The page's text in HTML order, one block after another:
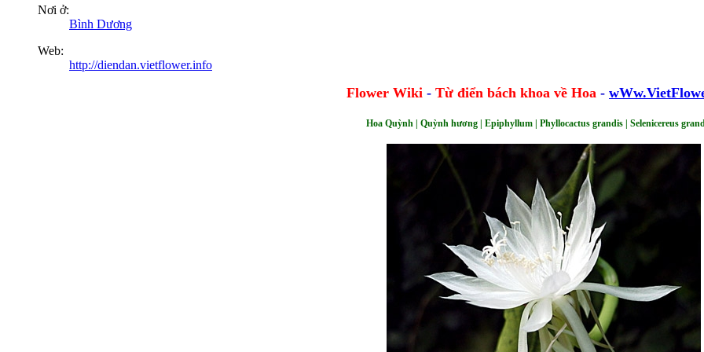
Nơi ở:
Bình Dương
Web:
http://diendan.vietflower.info
Flower Wiki - Từ điển bách khoa về Hoa -
Hoa Quỳnh | Quỳnh hương | Epiphyllum | Phyllocactus grandis | Selenicereus